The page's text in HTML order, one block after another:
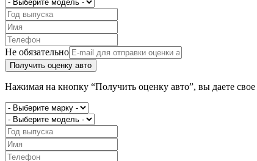
Не обязательно
Получить оценку авто
Нажимая на кнопку “Получить оценку авто”, вы даете свое